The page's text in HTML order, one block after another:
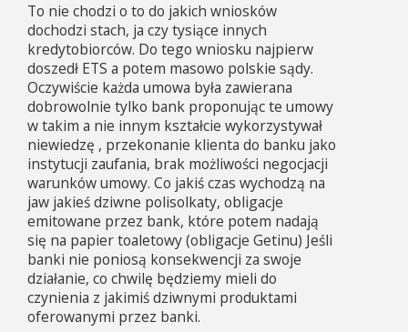
To nie chodzi o to do jakich wniosków
dochodzi stach, ja czy tysiące innych
kredytobiorców. Do tego wniosku najpierw
doszedł ETS a potem masowo polskie sądy.
Oczywiście każda umowa była zawierana
dobrowolnie tylko bank proponując te umowy
w takim a nie innym kształcie wykorzystywał
niewiedzę , przekonanie klienta do banku jako
instytucji zaufania, brak możliwości negocjacji
warunków umowy. Co jakiś czas wychodzą na
jaw jakieś dziwne polisolkaty, obligacje
emitowane przez bank, które potem nadają
się na papier toaletowy (obligacje Getinu) Jeśli
banki nie poniosą konsekwencji za swoje
działanie, co chwilę będziemy mieli do
czynienia z jakimiś dziwnymi produktami
oferowanymi przez banki.